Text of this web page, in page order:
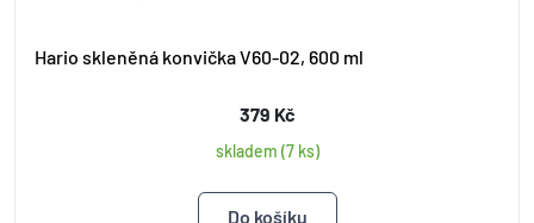
Hario skleněná konvička V60-02, 600 ml
379 Kč
skladem (7 ks)